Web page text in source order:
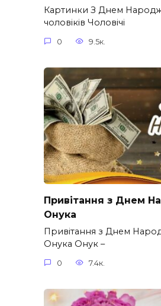
Картинки З Днем
чоловіків​ Чоловічі
0 9.5к.
Привітання з Днем
Онука
Привітання з Днем
Онука Онук –
0 7.4к.